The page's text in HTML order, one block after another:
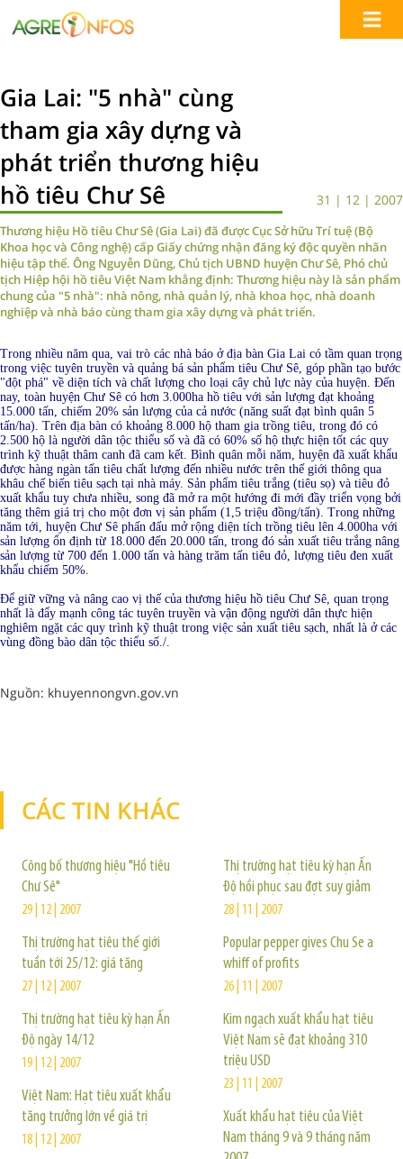
Gia Lai: "5 nhà" cùng
tham gia xây dựng và
phát triển thương hiệu
hồ tiêu Chư Sê
31 | 12 | 2007
Thương hiệu Hồ tiêu Chư Sê (Gia Lai) đã được Cục Sở hữu Trí tuệ (Bộ
Khoa học và Công nghệ) cấp Giấy chứng nhận đăng ký độc quyền nhãn
hiệu tập thể. Ông Nguyễn Dũng, Chủ tịch UBND huyện Chư Sê, Phó chủ
tịch Hiệp hội hồ tiêu Việt Nam khẳng định: Thương hiệu này là sản phẩm
chung của "5 nhà": nhà nông, nhà quản lý, nhà khoa học, nhà doanh
nghiệp và nhà báo cùng tham gia xây dựng và phát triển.
Trong nhiều năm qua, vai trò các nhà báo ở địa bàn Gia Lai có tầm quan trọng
trong việc tuyên truyền và quảng bá sản phẩm tiêu Chư Sê, góp phần tạo bước
"đột phá" về diện tích và chất lượng cho loại cây chủ lực này của huyện. Đến
nay, toàn huyện Chư Sê có hơn 3.000ha hồ tiêu với sản lượng đạt khoảng
15.000 tấn, chiếm 20% sản lượng của cả nước (năng suất đạt bình quân 5
tấn/ha). Trên địa bàn có khoảng 8.000 hộ tham gia trồng tiêu, trong đó có
2.500 hộ là người dân tộc thiểu số và đã có 60% số hộ thực hiện tốt các quy
trình kỹ thuật thâm canh đã cam kết. Bình quân mỗi năm, huyện đã xuất khẩu
được hàng ngàn tấn tiêu chất lượng đến nhiều nước trên thế giới thông qua
khâu chế biến tiêu sạch tại nhà máy. Sản phẩm tiêu trắng (tiêu sọ) và tiêu đỏ
xuất khẩu tuy chưa nhiều, song đã mở ra một hướng đi mới đầy triển vọng bởi
tăng thêm giá trị cho một đơn vị sản phẩm (1,5 triệu đồng/tấn). Trong những
năm tới, huyện Chư Sê phấn đấu mở rộng diện tích trồng tiêu lên 4.000ha với
sản lượng ổn định từ 18.000 đến 20.000 tấn, trong đó sản xuất tiêu trắng nâng
sản lượng từ 700 đến 1.000 tấn và hàng trăm tấn tiêu đỏ, lượng tiêu đen xuất
khẩu chiếm 50%.
Để giữ vững và nâng cao vị thế của thương hiệu hồ tiêu Chư Sê, quan trọng
nhất là đẩy mạnh công tác tuyên truyền và vận động người dân thực hiện
nghiêm ngặt các quy trình kỹ thuật trong việc sản xuất tiêu sạch, nhất là ở các
vùng đồng bào dân tộc thiểu số./.
Nguồn: khuyennongvn.gov.vn
CÁC TIN KHÁC
Công bố thương hiệu "Hồ tiêu
Chư Sê"
29 | 12 | 2007
Thị trường hạt tiêu thế giới
tuần tới 25/12: giá tăng
27 | 12 | 2007
Thị trường hạt tiêu kỳ hạn Ấn
Độ ngày 14/12
19 | 12 | 2007
Việt Nam: Hạt tiêu xuất khẩu
tăng trưởng lớn về giá trị
18 | 12 | 2007
Thị trường hạt tiêu kỳ hạn Ấn
Độ hồi phục sau đợt suy giảm
28 | 11 | 2007
Popular pepper gives Chu Se a
whiff of profits
26 | 11 | 2007
Kim ngạch xuất khẩu hạt tiêu
Việt Nam sẽ đạt khoảng 310
triệu USD
23 | 11 | 2007
Xuất khẩu hạt tiêu của Việt
Nam tháng 9 và 9 tháng năm